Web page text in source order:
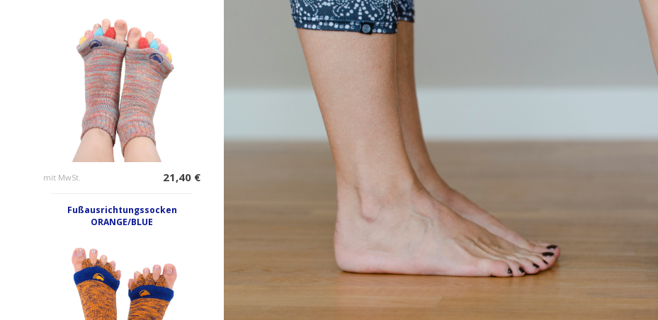
mit MwSt. 21,40 €
Fußausrichtungssocken
ORANGE/BLUE